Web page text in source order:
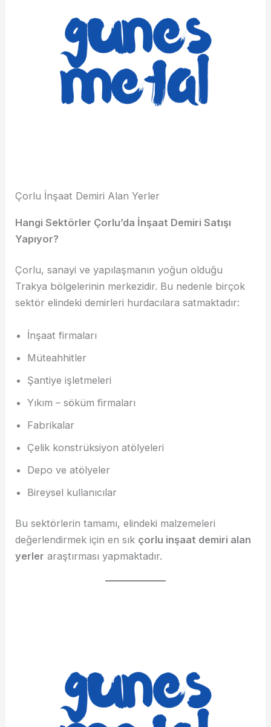
Çorlu İnşaat Demiri Alan Yerler
Hangi Sektörler Çorlu’da İnşaat Demiri Satışı
Yapıyor?
Çorlu, sanayi ve yapılaşmanın yoğun olduğu
Trakya bölgelerinin merkezidir. Bu nedenle birçok
sektör elindeki demirleri hurdacılara satmaktadır:
İnşaat firmaları
Müteahhitler
Şantiye işletmeleri
Yıkım – söküm firmaları
Fabrikalar
Çelik konstrüksiyon atölyeleri
Depo ve atölyeler
Bireysel kullanıcılar
Bu sektörlerin tamamı, elindeki malzemeleri
değerlendirmek için en sık çorlu inşaat demiri alan
yerler araştırması yapmaktadır.